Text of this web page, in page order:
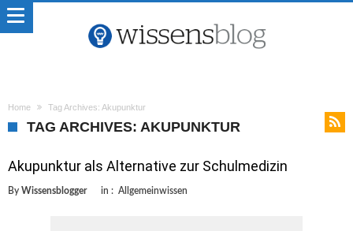
Home Tag Archives: Akupunktur
TAG ARCHIVES: AKUPUNKTUR
Akupunktur als Alternative zur Schulmedizin
By Wissensblogger in : Allgemeinwissen